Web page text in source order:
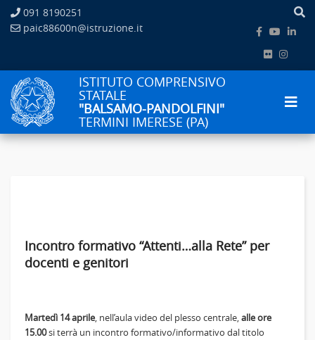
091 8190251
paic88600n@istruzione.it
ISTITUTO COMPRENSIVO
STATALE
"BALSAMO-PANDOLFINI"
TERMINI IMERESE (PA)
Incontro formativo “Attenti…alla Rete” per
docenti e genitori
Martedì 14 aprile, nell’aula video del plesso centrale,alle ore
15.00si terrà un incontro formativo/informativo dal titolo